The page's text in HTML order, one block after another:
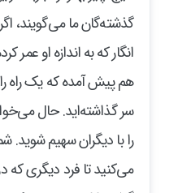
گذشته‌گان ما می‌گویند،
انگار که به اندازه او عمر
هم پیش آمده که یک راه
سر گذاشته‌اید. حال
را با دیگران سهیم شوید.
می‌کنید تا فرد دیگری که